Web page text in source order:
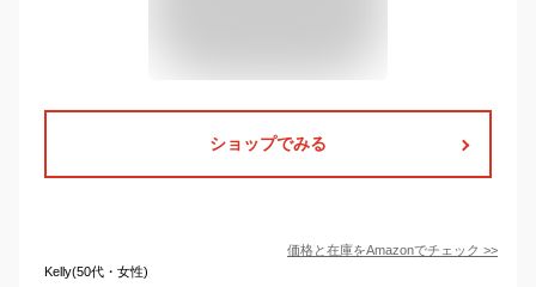
ショップでみる
価格と在庫をAmazonでチェック >>
Kelly(50代・女性)